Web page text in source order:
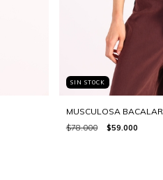
SIN STOCK
MUSCULOSA BACALAR
$78.000 $59.000